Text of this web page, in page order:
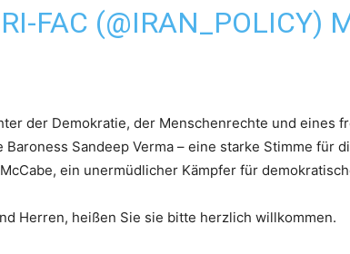
FAC (@IRAN_POLICY)
der Demokratie, der Menschenrechte und eines
Baroness Sandeep Verma – eine starke Stimme für
ein unermüdlicher Kämpfer für
Herren, heißen Sie sie bitte herzlich willkommen.